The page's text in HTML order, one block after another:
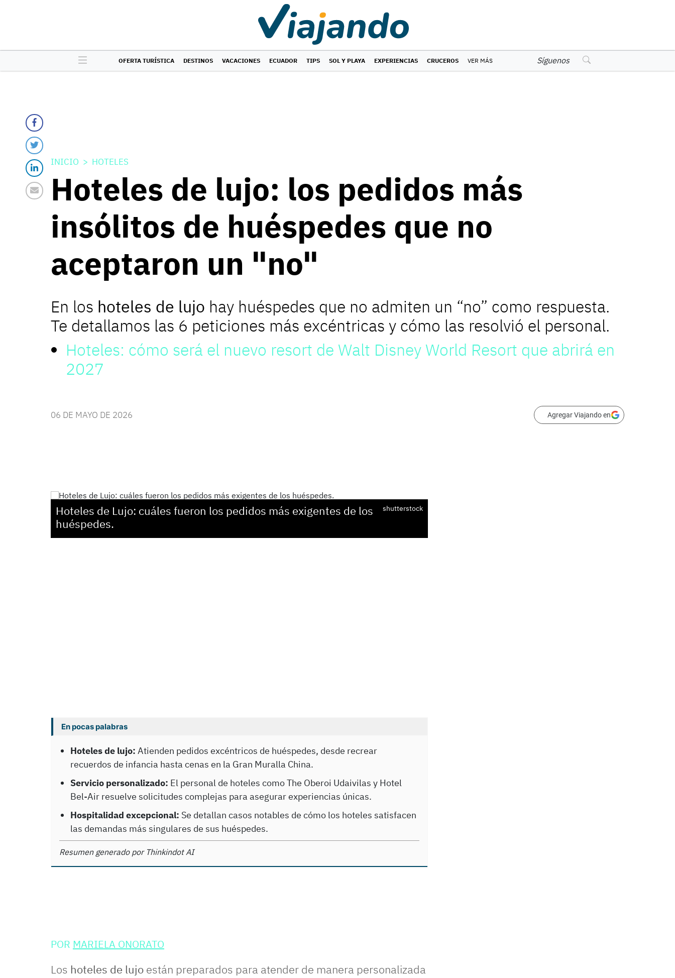
OFERTA TURÍSTICA DESTINOS VACACIONES ECUADOR TIPS SOL Y PLAYA EXPERIENCIAS CRUCEROS VER MÁS Síguenos
INICIO HOTELES
Hoteles de lujo: los pedidos más
insólitos de huéspedes que no
aceptaron un "no"
En los hoteles de lujo hay huéspedes que no admiten un “no” como respuesta.
Te detallamos las 6 peticiones más excéntricas y cómo las resolvió el personal.
Hoteles: cómo será el nuevo resort de Walt Disney World Resort que abrirá en
2027
06 DE MAYO DE 2026 Agregar Viajando en
Hoteles de Lujo: cuáles fueron los pedidos más exigentes de los
huéspedes.
shutterstock
En pocas palabras
Hoteles de lujo: Atienden pedidos excéntricos de huéspedes, desde recrear
recuerdos de infancia hasta cenas en la Gran Muralla China.
Servicio personalizado: El personal de hoteles como The Oberoi Udaivilas y Hotel
Bel-Air resuelve solicitudes complejas para asegurar experiencias únicas.
Hospitalidad excepcional: Se detallan casos notables de cómo los hoteles satisfacen
las demandas más singulares de sus huéspedes.
Resumen generado por Thinkindot AI
POR MARIELA ONORATO
Los hoteles de lujo están preparados para atender de manera personalizada